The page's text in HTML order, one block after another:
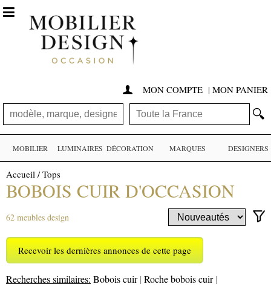
 MON COMPTE | MON PANIER
🔍

MOBILIER LUMINAIRES DÉCORATION MARQUES DESIGNERS
Accueil /Tops
BOBOIS CUIR D'OCCASION
62 meubles design
Recevoir les dernières annonces de cette page
Recherches similaires: Bobois cuir| Roche bobois cuir|